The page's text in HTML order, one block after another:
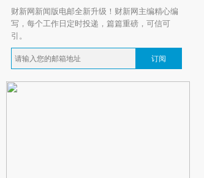
财新网新闻版电邮全新升级！财新网主编精心编
写，每个工作日定时投递，篇篇重磅，可信可
引。
订阅